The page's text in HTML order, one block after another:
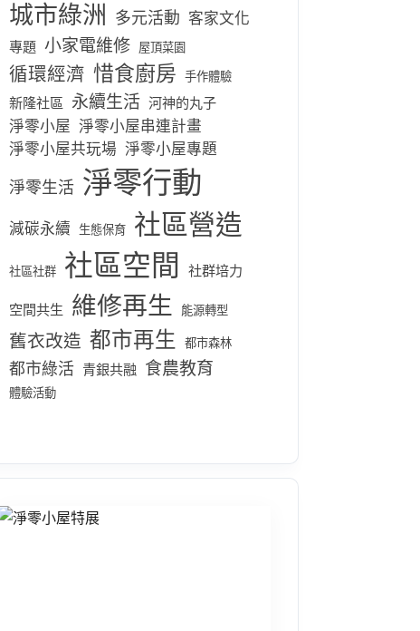
城市綠洲
多元活動 客家文化
專題 小家電維修 屋頂菜園
循環經濟 惜食廚房 手作體驗
新隆社區 永續生活 河神的丸子
淨零小屋 淨零小屋串連計畫
淨零小屋共玩場 淨零小屋專題
淨零生活 淨零行動
減碳永續 生態保育 社區營造
社區社群 社區空間 社群培力
空間共生 維修再生 能源轉型
舊衣改造 都市再生 都市森林
都市綠活 青銀共融 食農教育
體驗活動